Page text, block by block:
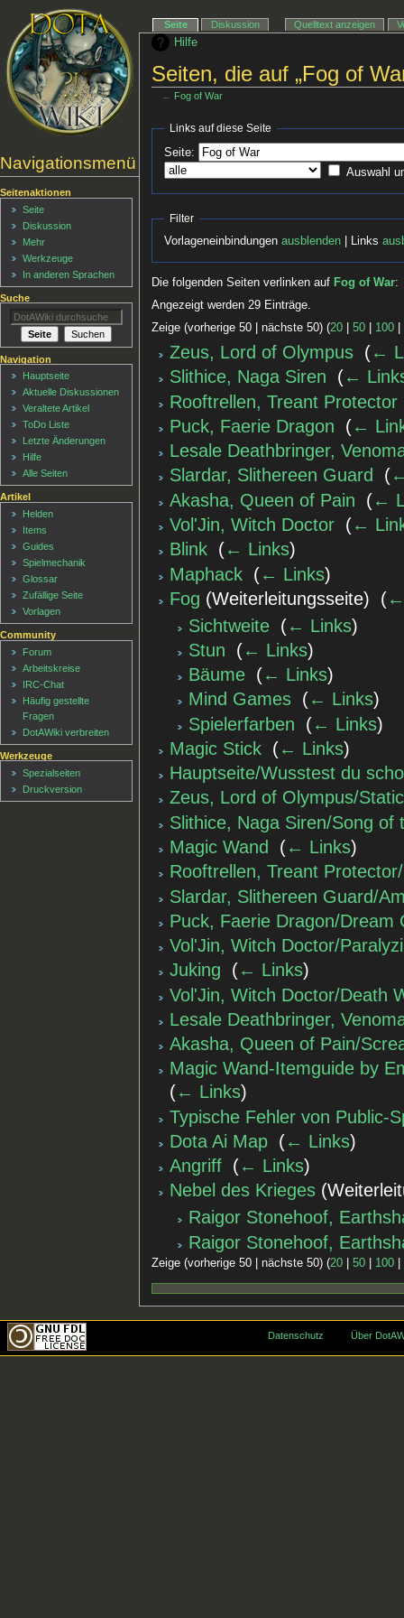
Hilfe
Seiten, die auf „Fog of
← Fog of War
Links auf diese Seite
Seite:
Auswahl
Filter
Vorlageneinbindungen ausblenden| Links
Die folgenden Seiten verlinken auf Fog of War:
Angezeigt werden 29 Einträge.
Zeige (vorherige 50 | nächste 50) (20 |50 100
Zeus, Lord of Olympus (←
Slithice, Naga Siren
(←
Rooftrellen, Treant Protector
Puck, Faerie Dragon
(←
Lesale Deathbringer,
Slardar, Slithereen Guard
(
Akasha, Queen of Pain
(←
Vol'Jin, Witch Doctor (←
Blink (← Links)
Maphack (← Links)
Fog (Weiterleitungsseite) ‎ (
Sichtweite‎ (← Links)
Stun
(← Links)
Bäume‎ (← Links)
Mind Games‎ (← Links)
Spielerfarben
(← Links)
Magic Stick (← Links)
Hauptseite/Wusstest du
Zeus, Lord of Olympus/
Slithice, Naga Siren/Song of
Magic Wand
(← Links)
Rooftrellen, Treant
Slardar, Slithereen Guard/
Puck, Faerie Dragon/Dream
Vol'Jin, Witch Doctor/
Juking
(← Links)
Vol'Jin, Witch Doctor/Death
Lesale Deathbringer,
Akasha, Queen of Pain/
Magic Wand-Itemguide by
(← Links)
Typische Fehler von Public-
Dota Ai Map (← Links)
Angriff (← Links)
Nebel des Krieges
Raigor Stonehoof,
Raigor Stonehoof,
Zeige (vorherige 50 | nächste 50) (20 |50 100
Navigationsmenü
Seite Diskussion Quelltext anzeigen
Seitenaktionen
Seite
Diskussion
Mehr
Werkzeuge
In anderen Sprachen
Suche
Navigation
Hauptseite
Aktuelle Diskussionen
Veraltete Artikel
ToDo Liste
Letzte Änderungen
Hilfe
Alle Seiten
Artikel
Helden
Items
Guides
Spielmechanik
Glossar
Zufällige Seite
Vorlagen
Community
Forum
Arbeitskreise
IRC-Chat
Häufig gestellte
Fragen
DotAWiki verbreiten
Werkzeuge
Spezialseiten
Druckversion
Datenschutz Über